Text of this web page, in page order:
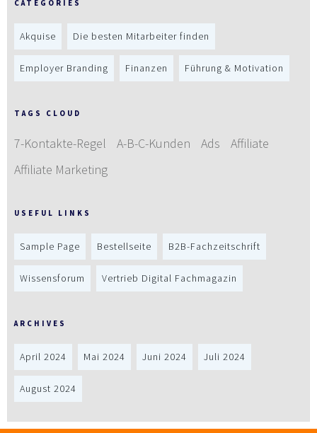
CATEGORIES
Akquise Die besten Mitarbeiter finden
Employer Branding Finanzen Führung & Motivation
TAGS CLOUD
7-Kontakte-Regel A-B-C-Kunden Ads
Affiliate
Affiliate Marketing
USEFUL LINKS
Sample Page Bestellseite B2B-Fachzeitschrift
Wissensforum Vertrieb Digital Fachmagazin
ARCHIVES
April 2024 Mai 2024 Juni 2024 Juli 2024
August 2024